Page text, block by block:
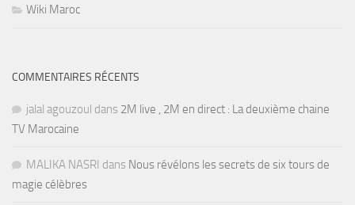
Wiki Maroc
COMMENTAIRES RÉCENTS
jalal agouzoul dans 2M live , 2M en direct : La deuxième chaine
TV Marocaine
MALIKA NASRI dans Nous révélons les secrets de six tours de
magie célèbres